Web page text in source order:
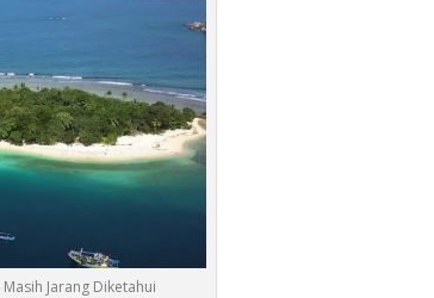
Jarang Diketahui